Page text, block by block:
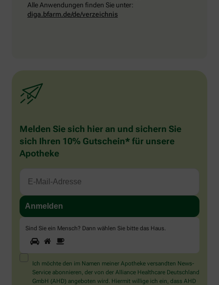
Alle Anwendungen finden Sie unter:
diga.bfarm.de/de/verzeichnis
Melden Sie sich hier an und sichern Sie
sich Ihren 10% Gutschein* für unsere
Apotheke
Sind Sie ein Mensch? Dann wählen Sie bitte das Haus
Sie
ein
Mensch?
Dann
wählen
1 2
Ich möchte den im Namen meiner Apotheke versandten News-
Service abonnieren, der von der Alliance Healthcare Deutschland
GmbH (AHD) angeboten wird. Hiermit willige ich ein, dass AHD